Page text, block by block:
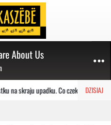
About Us
DZISIAJ
na skraju upadku. Co czeka placówkę?